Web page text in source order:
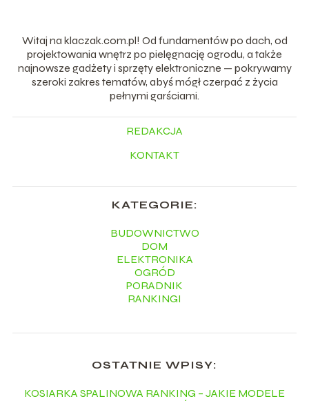
Witaj na klaczak.com.pl! Od fundamentów po dach, od
projektowania wnętrz po pielęgnację ogrodu, a także
najnowsze gadżety i sprzęty elektroniczne — pokrywamy
szeroki zakres tematów, abyś mógł czerpać z życia
pełnymi garściami.
REDAKCJA
KONTAKT
KATEGORIE:
BUDOWNICTWO
DOM
ELEKTRONIKA
OGRÓD
PORADNIK
RANKINGI
OSTATNIE WPISY:
KOSIARKA SPALINOWA RANKING – JAKIE MODELE